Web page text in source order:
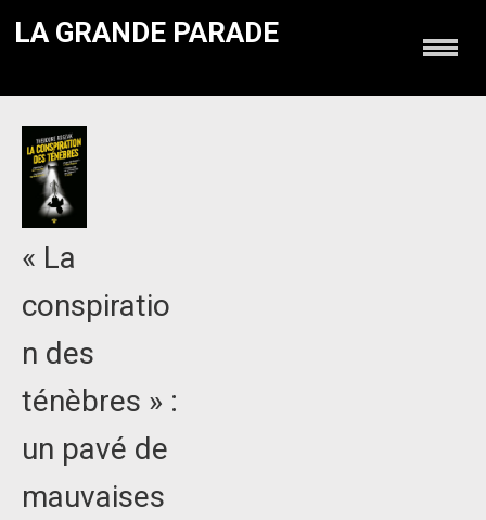
LA GRANDE PARADE
« La
conspiratio
n des
ténèbres » :
un pavé de
mauvaises